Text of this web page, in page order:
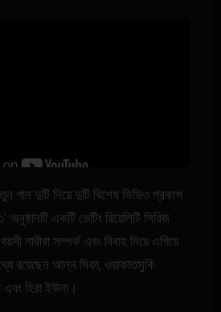
গান দুটি নিয়ে দুটি বিশেষ ভিডিও প্রকাশ
একটি ডেটিং রিয়েলিটি সিরিজ
নারীরা সম্পর্ক এবং বিবাহ নিয়ে এগিয়ে
রয়েছেন আন্ন মিকা, ওয়াকাতসুকি
হিরা ইউনা।